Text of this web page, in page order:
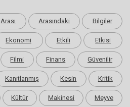
Arası Arasındaki Bilgiler
Ekonomi Etkili Etkisi
Filmi Finans Güvenilir
Kanıtlanmış Kesin Kritik
Kültür Makinesi Meyve